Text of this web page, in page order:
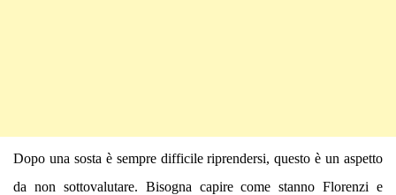
Dopo una sosta è sempre difficile riprendersi, questo è un aspetto
da non sottovalutare. Bisogna capire come stanno Florenzi e